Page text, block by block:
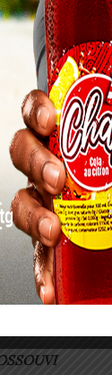
précisé si un
toutes
le
la
et
sanitaires.
lendemain,
des
est donc de
le débat